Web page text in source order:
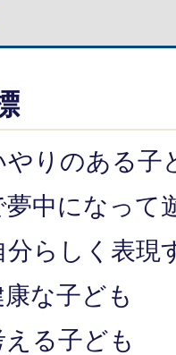
りのある子
中になって
らしく表現
な子ども
る子ども